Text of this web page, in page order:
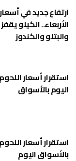
ارتفاع جديد في
الأربعاء.. الكيلو
والبتلو والكندوز
استقرار أسعار
اليوم بالأسواق
استقرار أسعار
بالأسواق اليوم